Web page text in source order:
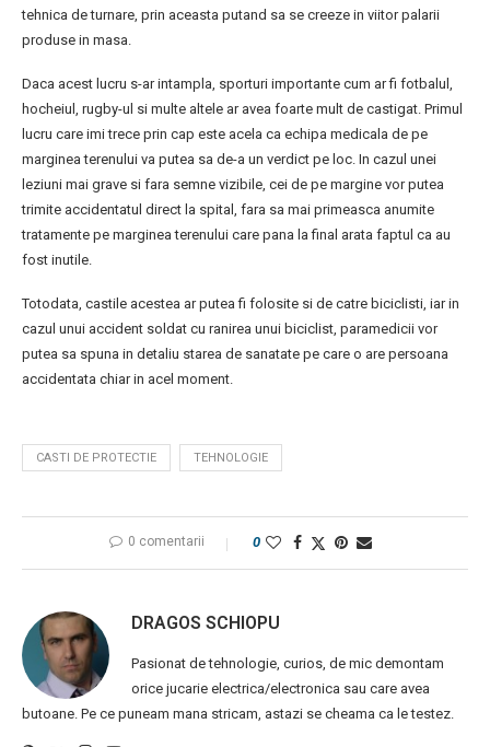
tehnica de turnare, prin aceasta putand sa se creeze in viitor palarii
produse in masa.
Daca acest lucru s-ar intampla, sporturi importante cum ar fi fotbalul,
hocheiul, rugby-ul si multe altele ar avea foarte mult de castigat. Primul
lucru care imi trece prin cap este acela ca echipa medicala de pe
marginea terenului va putea sa de-a un verdict pe loc. In cazul unei
leziuni mai grave si fara semne vizibile, cei de pe margine vor putea
trimite accidentatul direct la spital, fara sa mai primeasca anumite
tratamente pe marginea terenului care pana la final arata faptul ca au
fost inutile.
Totodata, castile acestea ar putea fi folosite si de catre biciclisti, iar in
cazul unui accident soldat cu ranirea unui biciclist, paramedicii vor
putea sa spuna in detaliu starea de sanatate pe care o are persoana
accidentata chiar in acel moment.
CASTI DE PROTECTIE TEHNOLOGIE
0 comentarii 0
DRAGOS SCHIOPU
Pasionat de tehnologie, curios, de mic demontam
orice jucarie electrica/electronica sau care avea
butoane. Pe ce puneam mana stricam, astazi se cheama ca le testez.